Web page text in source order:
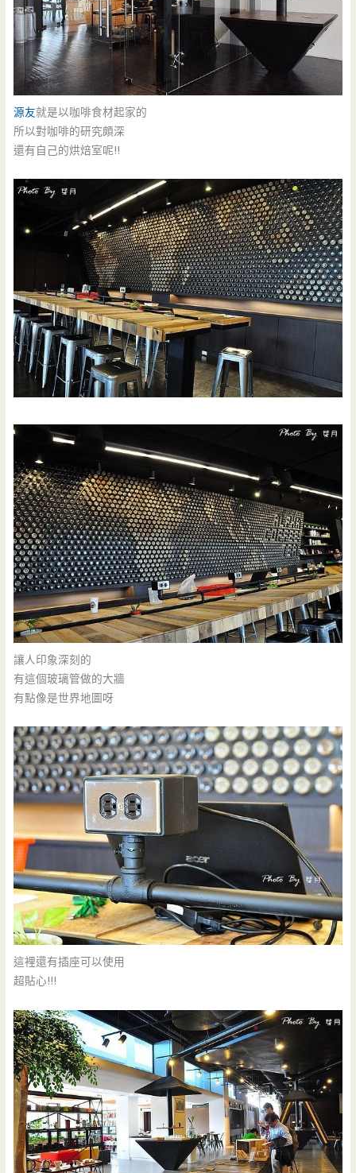
源友就是以咖啡食材起家的
所以對咖啡的研究頗深
還有自己的烘焙室呢!!
讓人印象深刻的
有這個玻璃管做的大牆
有點像是世界地圖呀
這裡還有插座可以使用
超貼心!!!